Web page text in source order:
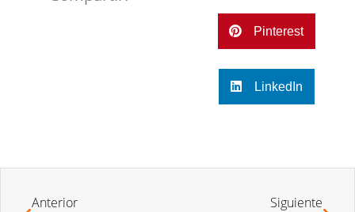
Pinterest
LinkedIn
Anterior Siguiente